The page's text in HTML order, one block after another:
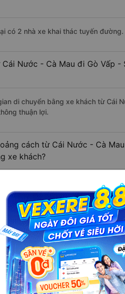
có 2 nhà xe khai thác tuyến đường.
Cái Nước - Cà Mau đi Gò Vấp
di chuyển bằng xe khách từ Cái
thuận lợi.
cách từ Cái Nước - Cà
xe khách?
đi Gò Vấp - Sài Gòn từ Cái
ngày có bao nhiêu chuyến xe
bình mỗi ngày có khoảng 11
xe đi Cái Nước - Cà Mau Gò